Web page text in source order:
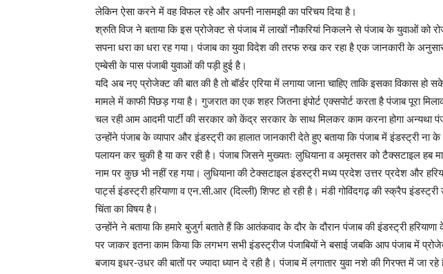
लेकिन ऐसा करने में वह विफल रहे और अपनी नासमझी का परिचय दिया है।
श्रुति विज ने बताया कि इस प्रोजेक्ट से पंजाब में लाखों नौकरियां निकलने से पंजाब के युवाओं को
सपना धरा का धरा रह गया। पंजाब का युवा विदेश की तरफ रुख कर रहा है एक जानकारी के
एम्बेसी के पास पंजाबी युवाओं की पड़ी हुई है।
यदि अब नए प्रोजेक्ट की बात की है तो बॉर्डर एरिया में लगाया जाना चाहिए ताकि इसका विकास हो
मामले में काफी पिछड़ गया है। गुजरात का एक शहर जितना इंपोर्ट एक्सपोर्ट करता है पंजाब पूरा
चल रही आम आदमी पार्टी की सरकार को केंद्र सरकार के साथ मिलकर काम करना होगा अन्यथा
उन्होंने पंजाब के व्यापार और इंडस्ट्री का हालात जानकारी देते हुए बताया कि पंजाब में इंडस्ट्री ना
पलायन कर चुकी है या कर रही है। पंजाब जिसने मुख्यतः लुधियाना व अमृतसर को टैक्सटाइल हब
नाम पर कुछ भी नहीं रह गया। लुधियाना की टेक्सटाइल इंडस्ट्री मध्य प्रदेश उत्तर प्रदेश और
पार्ट्स इंडस्ट्री हरियाणा व एन.सी.आर (दिल्ली) शिफ्ट हो रही है। मंडी गोविंदगढ़ की स्क्रैप
चिंता का विषय है।
उन्होंने ने बताया कि हमारे बुजुर्ग बताते हैं कि आतंकवाद के दौर के दौरान पंजाब की इंडस्ट्री हरियाणा
पर जाकर इतना काम किया कि लगभग सभी इंडस्ट्रीज पंजाबियों ने बसाई जबकि आप पंजाब में
बजाय इधर-उधर की बातों पर ज्यादा ध्यान दे रही है। पंजाब में लगातार युवा नशे की गिरफ्त में जा